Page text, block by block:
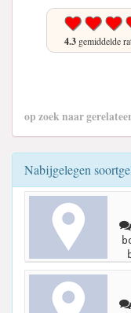
4.3 gemiddelde
op zoek naar
Nabijgelegen